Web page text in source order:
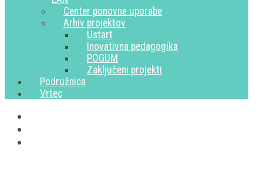
Center ponovne uporabe
Arhiv projektov
Ustart
Inovativna pedagogika
POGUM
Zaključeni projekti
Podružnica
Vrtec